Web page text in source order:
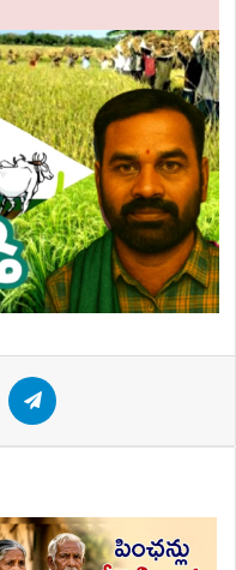
WhatsApp